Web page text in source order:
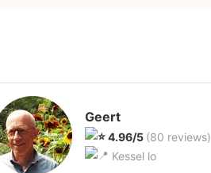
Geert
4.96/5 (80 reviews)
Kessel lo